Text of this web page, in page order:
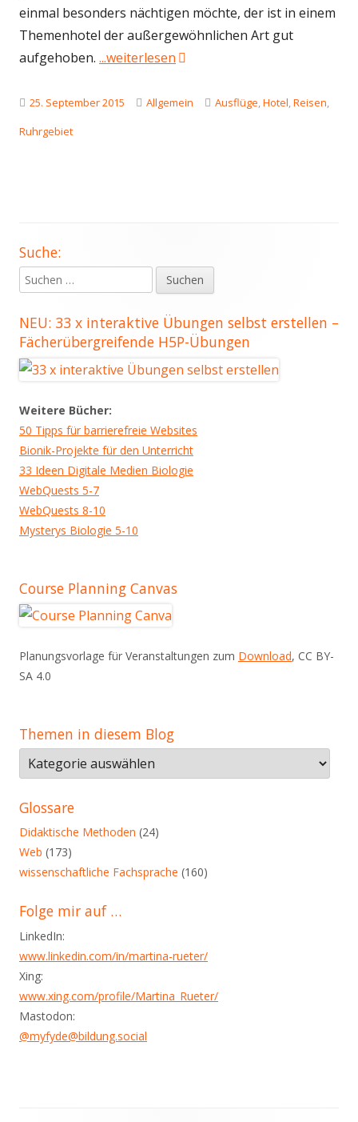
einmal besonders nächtigen möchte, der ist in einem
Themenhotel der außergewöhnlichen Art gut
aufgehoben. ...weiterlesen "Themenhotels im
Veröffentlicht
am
25. September 2015 Kategorien
Allgemein Schlagwörter
Ausflüge,Hotel,Reisen,
Ruhrgebiet
Haupt-
Seitenleiste
Suche:
Suchen
nach:
NEU: 33 x interaktive Übungen selbst erstellen –
Fächerübergreifende H5P-Übungen
Weitere Bücher:
50 Tipps für barrierefreie Websites
Bionik-Projekte für den Unterricht
33 Ideen Digitale Medien Biologie
WebQuests 5-7
WebQuests 8-10
Mysterys Biologie 5-10
Course Planning Canvas
Planungsvorlage für Veranstaltungen zum Download, CC BY-
SA 4.0
Themen in diesem Blog
Themen
in
diesem
Blog
Glossare
Didaktische Methoden (24)
Web (173)
wissenschaftliche Fachsprache (160)
Folge mir auf …
LinkedIn:
www.linkedin.com/in/martina-rueter/
Xing:
www.xing.com/profile/Martina_Rueter/
Mastodon:
@myfyde@bildung.social